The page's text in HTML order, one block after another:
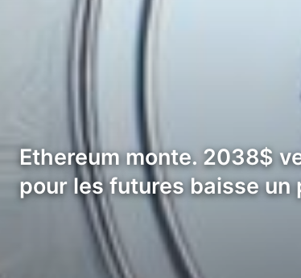
Ethereum monte. 2038$
pour les futures baisse